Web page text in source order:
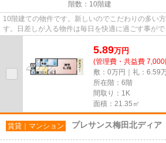
階数：10階建
10階建ての物件です。新しいのでこだわりの多い
す。日差しが入る物件は毎日を快適に過ごす事が
5.89万円
(管理費・共益費
敷：0万円｜礼：6.59
所在階：6階
間取り：1K
面積：21.35㎡
賃貸｜マンション プレサンス梅田北ディア